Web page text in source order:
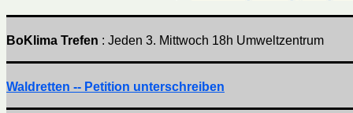
BoKlima Trefen : Jeden 3. Mittwoch 18h Umweltzentrum
Waldretten -- Petition unterschreiben